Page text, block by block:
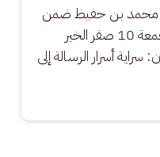
محمد بن حفيظ ضمن
سلسلة إرشادات السلوك ليلة الجمعة 10 صفر الخير
سراية أسرار الرسالة إلى